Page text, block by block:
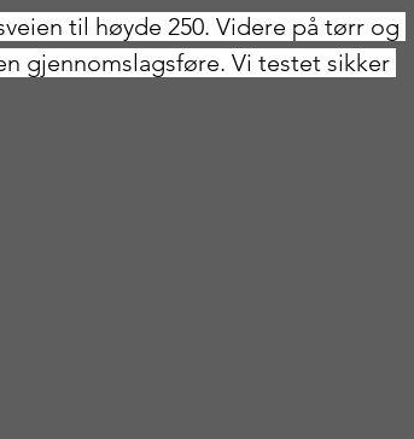
til høyde 250. Videre på tørr og
gjennomslagsføre. Vi testet sikker